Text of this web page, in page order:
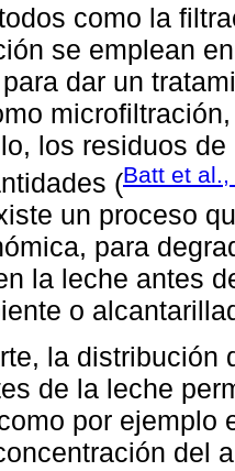
como la
se emplean
dar un
los residuos
(Batt et
un proceso
para
la leche antes
o
la distribución
de la leche
por ejemplo
del